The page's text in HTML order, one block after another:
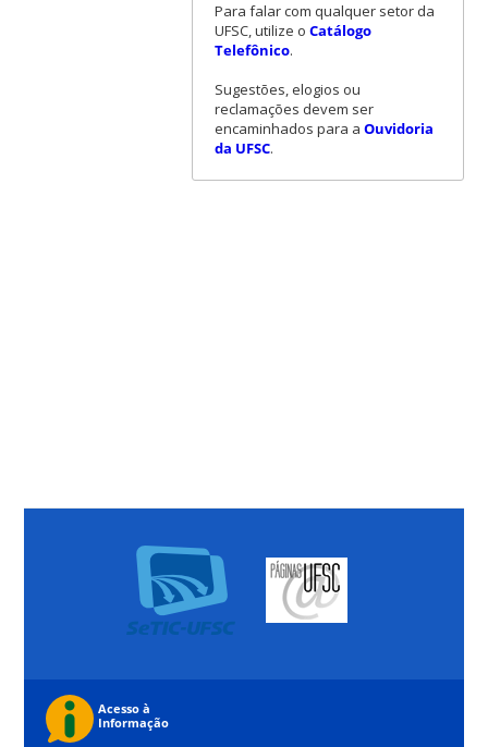
Para falar com qualquer setor da
UFSC, utilize o Catálogo
Telefônico.
Sugestões, elogios ou
reclamações devem ser
encaminhados para a Ouvidoria
da UFSC.